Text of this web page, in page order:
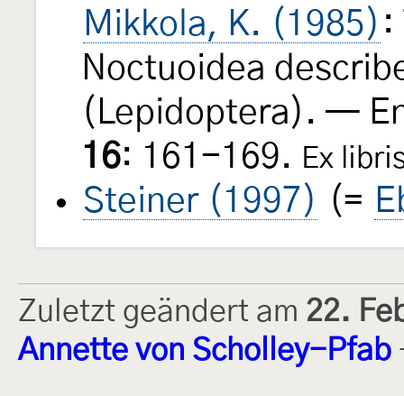
Mikkola, K. (1985) :
Noctuoidea
(Lepidoptera). —
16: 161-169. Ex
Steiner (1997) (=
Zuletzt geändert am 22.
Annette von Scholley-Pfab